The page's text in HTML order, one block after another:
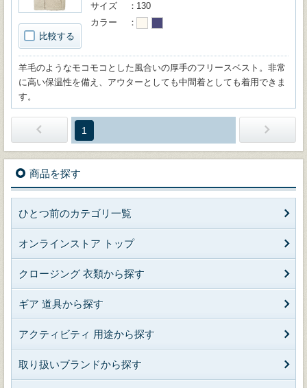
比較する
サイズ
130
カラー
羊毛のようなモコモコとした風合いの厚手のフリースベスト。非常
に高い保温性を備え、アウターとしても中間着としても着用できま
す。
1
商品を探す
ひとつ前のカテゴリ一覧
オンラインストア トップ
クロージング 衣類から探す
ギア 道具から探す
アクティビティ 用途から探す
取り扱いブランドから探す